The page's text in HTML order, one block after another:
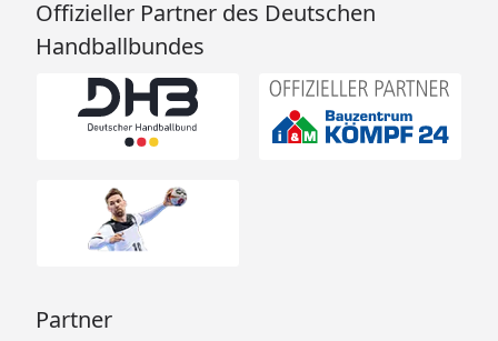
Offizieller Partner des Deutschen
Handballbundes
Partner